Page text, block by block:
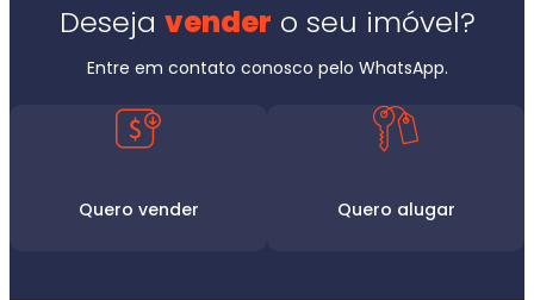
Deseja vender o seu imóvel?
Entre em contato conosco pelo WhatsApp.
Quero vender Quero alugar